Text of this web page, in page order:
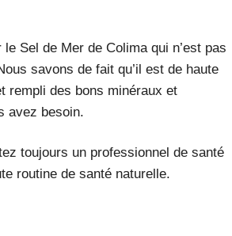
le Sel de Mer de Colima qui n’est pas
savons de fait qu’il est de haute
rempli des bons minéraux et
avez besoin.
toujours un professionnel de santé
routine de santé naturelle.